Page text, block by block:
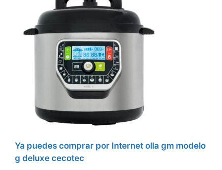
Ya puedes comprar por Internet olla gm modelo
g deluxe cecotec